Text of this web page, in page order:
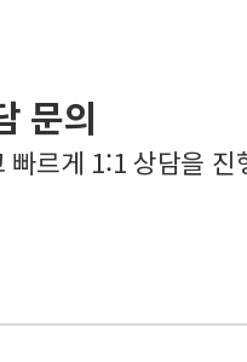
문의
빠르게 1:1 상담을 진